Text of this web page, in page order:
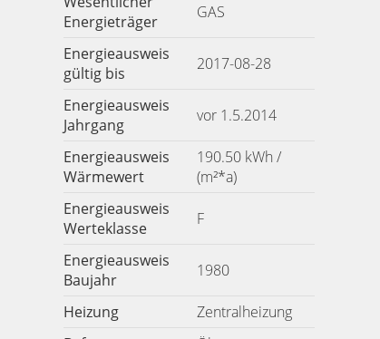
Energieträger
GAS
Energieausweis
gültig bis
2017-08-28
Energieausweis
Jahrgang
vor 1.5.2014
Energieausweis
Wärmewert
190.50 kWh /
(m²*a)
Energieausweis
Werteklasse
F
Energieausweis
Baujahr
1980
Heizung
Zentralheizung